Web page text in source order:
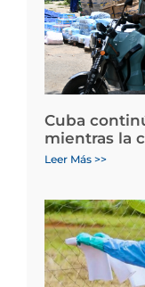
Cuba
mientras la
Leer Más >>